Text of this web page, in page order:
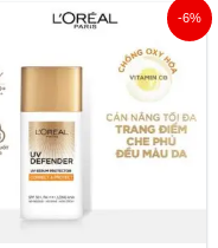
-6%
Giá
gốc
324.000 ₫.
tại
là:
304.000 ₫.